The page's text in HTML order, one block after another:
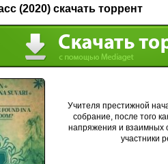
(2020) скачать торрент
Учителя престижной
собрание, после того
напряжения и взаимных
участники